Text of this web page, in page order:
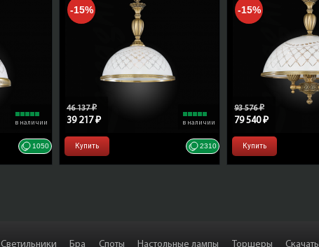
в наличии
1050
-15%
46 137 ₽
39 217 ₽ в наличии
Купить 2310
-15%
93 576 ₽
79 540 ₽
Купить
Светильники Бра Споты Настольные лампы Торшеры Скачать